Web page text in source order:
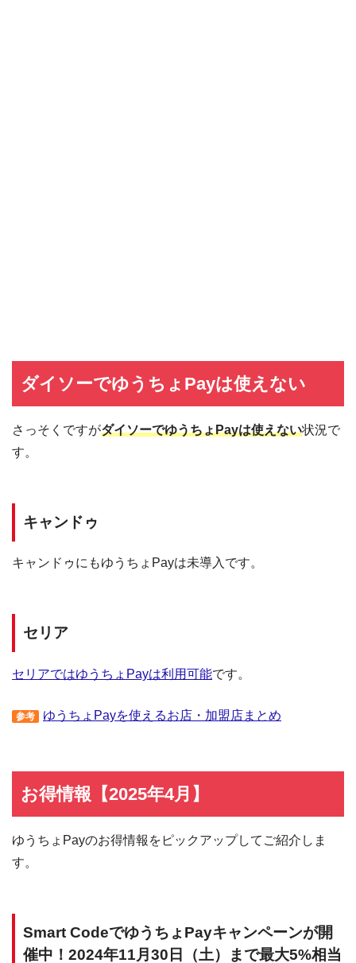
ダイソーでゆうちょPayは使えない
さっそくですがダイソーでゆうちょPayは使えない状況で
す。
キャンドゥ
キャンドゥにもゆうちょPayは未導入です。
セリア
セリアではゆうちょPayは利用可能です。
参考 ゆうちょPayを使えるお店・加盟店まとめ
お得情報【2025年4月】
ゆうちょPayのお得情報をピックアップしてご紹介しま
す。
Smart CodeでゆうちょPayキャンペーンが開
催中！2024年11月30日（土）まで最大5%相当